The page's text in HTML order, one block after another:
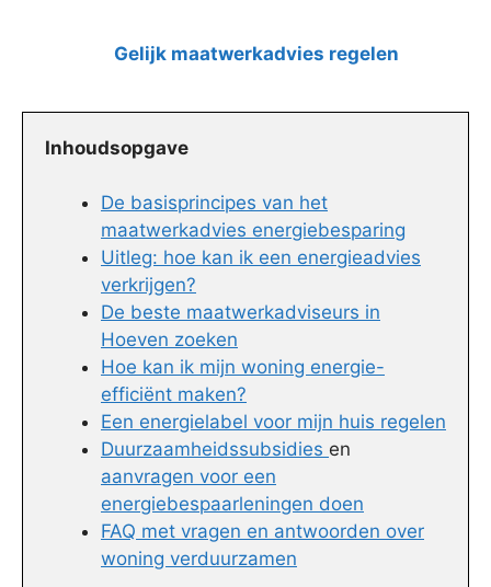
Gelijk maatwerkadvies regelen
Inhoudsopgave
De basisprincipes van het
maatwerkadvies energiebesparing
Uitleg: hoe kan ik een energieadvies
verkrijgen?
De beste maatwerkadviseurs in
Hoeven zoeken
Hoe kan ik mijn woning energie-
efficiënt maken?
Een energielabel voor mijn huis regelen
Duurzaamheidssubsidies en
aanvragen voor een
energiebespaarleningen doen
FAQ met vragen en antwoorden over
woning verduurzamen